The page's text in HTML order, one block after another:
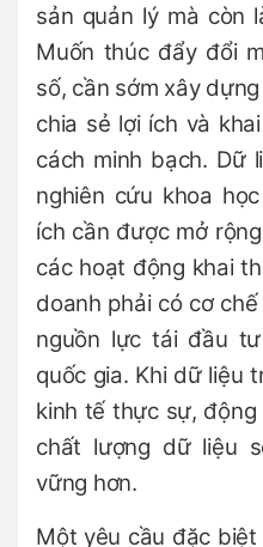
sản quản lý mà còn
Muốn thúc đẩy đổi
số, cần sớm xây
chia sẻ lợi ích và
cách minh bạch. Dữ
nghiên cứu khoa
ích cần được mở
các hoạt động khai
doanh phải có cơ
nguồn lực tái đầu
quốc gia. Khi dữ liệu
kinh tế thực sự,
chất lượng dữ liệu
vững hơn.
Một yêu cầu đặc